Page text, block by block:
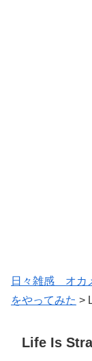
日々雑感 オカ
をやってみた >
Life Is